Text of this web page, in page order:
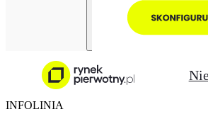
INFOLINIA